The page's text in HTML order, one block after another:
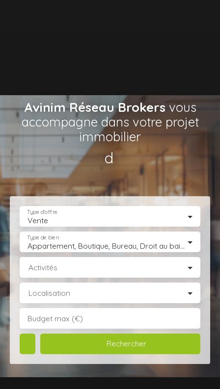
Avinim Réseau Brokers vous
accompagne dans votre projet
immobilier
de Locaux d’A|
Vente
Type d'offre
Appartement, Boutique, Bureau, Droit au bail, Entrepôt, Fonds de commerce, Hôtel, hébergement, Immeuble, Immobilier Pro, Local commercial, Local professionnel, Local industriel, Magasin, boutique, Terrain Industriel, Terrain Constructible, Transmission d'entreprise
Type de bien
Activités
Localisation
Budget max (€)
Rechercher